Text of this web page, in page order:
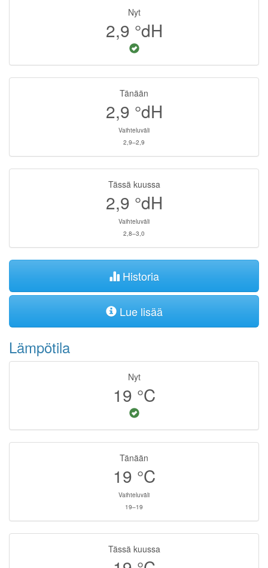
Nyt
2,9 °dH
Tänään
2,9 °dH
Vaihteluväli
2,9–2,9
Tässä kuussa
2,9 °dH
Vaihteluväli
2,8–3,0
Historia
Lue lisää
Lämpötila
Nyt
19 °C
Tänään
19 °C
Vaihteluväli
19–19
Tässä kuussa